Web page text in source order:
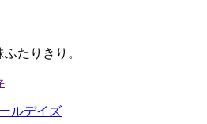
たりきり。